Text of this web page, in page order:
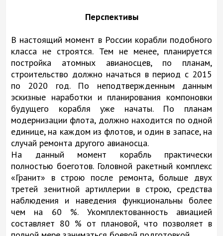
Перспективы
В настоящий момент в России корабли подобного
класса не строятся. Тем не менее, планируется
постройка атомных авианосцев, по планам,
строительство должно начаться в период с 2015
по 2020 год. По неподтвержденным данным
эскизные наработки и планирования компоновки
будущего корабля уже начаты. По планам
модернизации флота, должно находится по одной
единице, на каждом из флотов, и один в запасе, на
случай ремонта другого авианосца.
На данный момент корабль практически
полностью боеготов. Головной ракетный комплекс
«Гранит» в строю после ремонта, больше двух
третей зенитной артиллерии в строю, средства
наблюдения и наведения функциональны более
чем на 60 %. Укомплектованность авиацией
составляет 80 % от плановой, что позволяет в